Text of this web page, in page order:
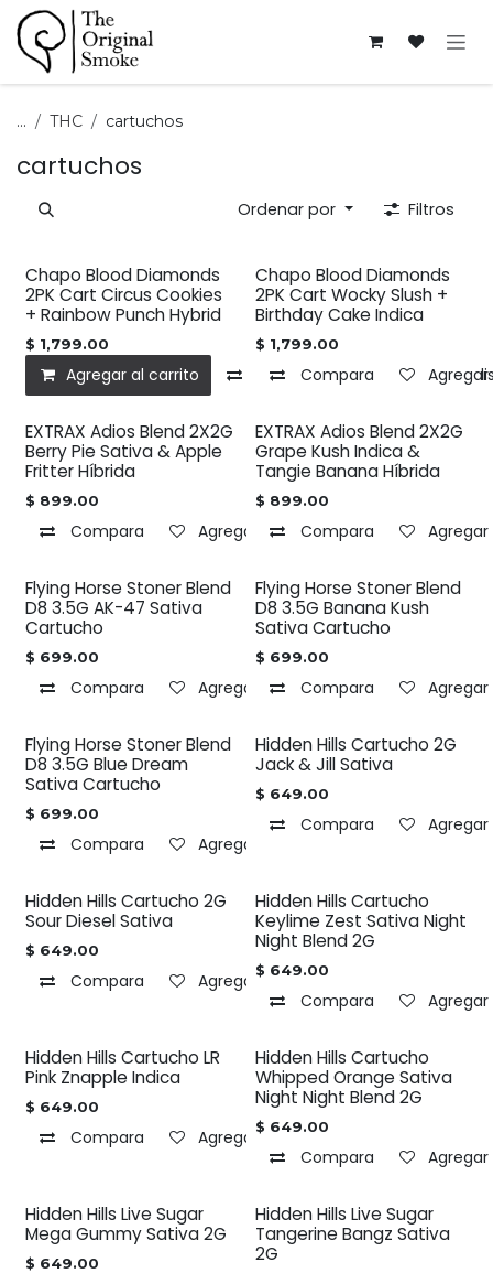
Ir al contenido
... THC cartuchos
cartuchos
Ordenar por Filtros
Chapo Blood Diamonds
2PK Cart Circus Cookies
+ Rainbow Punch Hybrid
$ 1,799.00
Agregar al carrito Compara Agregar a la
Chapo Blood Diamonds
2PK Cart Wocky Slush +
Birthday Cake Indica
$ 1,799.00
Compara
EXTRAX Adios Blend 2X2G
Berry Pie Sativa & Apple
Fritter Híbrida
$ 899.00
Compara Agregar a la lista de deseos
EXTRAX Adios Blend 2X2G
Grape Kush Indica &
Tangie Banana Híbrida
$ 899.00
Compara
Flying Horse Stoner Blend
D8 3.5G AK-47 Sativa
Cartucho
$ 699.00
Compara Agregar a la lista de deseos
Flying Horse Stoner Blend
D8 3.5G Banana Kush
Sativa Cartucho
$ 699.00
Compara
Flying Horse Stoner Blend
D8 3.5G Blue Dream
Sativa Cartucho
$ 699.00
Compara Agregar a la lista de deseos
Hidden Hills Cartucho 2G
Jack & Jill Sativa
$ 649.00
Compara
Hidden Hills Cartucho 2G
Sour Diesel Sativa
$ 649.00
Compara Agregar a la lista de deseos
Hidden Hills Cartucho
Keylime Zest Sativa Night
Night Blend 2G
$ 649.00
Compara
Hidden Hills Cartucho LR
Pink Znapple Indica
$ 649.00
Compara Agregar a la lista de deseos
Hidden Hills Cartucho
Whipped Orange Sativa
Night Night Blend 2G
$ 649.00
Compara
Hidden Hills Live Sugar
Mega Gummy Sativa 2G
$ 649.00
Hidden Hills Live Sugar
Tangerine Bangz Sativa
2G